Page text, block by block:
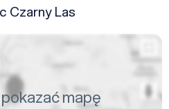
Czarny Las
mapę